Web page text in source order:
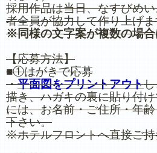
採用作品は当日、なすびめ
者全員が協力して作り上げ
※同様の文字案が複数の場
【応募方法】
■①はがきで応募
・平面図をプリントアウト
描き、ハガキの裏に貼り付
には、お名前・ご住所・年
下さい。
※ホテルフロントへ直接ご